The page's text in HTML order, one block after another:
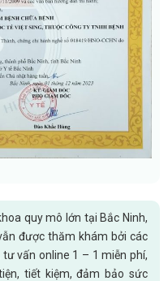
quy mô lớn tại Bắc Ninh,
được thăm khám bởi các
tư vấn online 1 – 1 miễn phí,
tiết kiệm, đảm bảo sức